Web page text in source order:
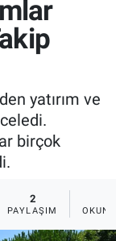
yatırım ve
birçok
2
PAYLAŞIM